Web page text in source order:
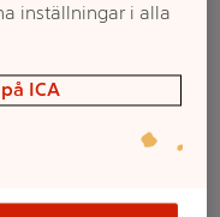
inställningar i alla
ICA